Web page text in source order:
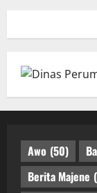
Awo (50)
Berita Majene